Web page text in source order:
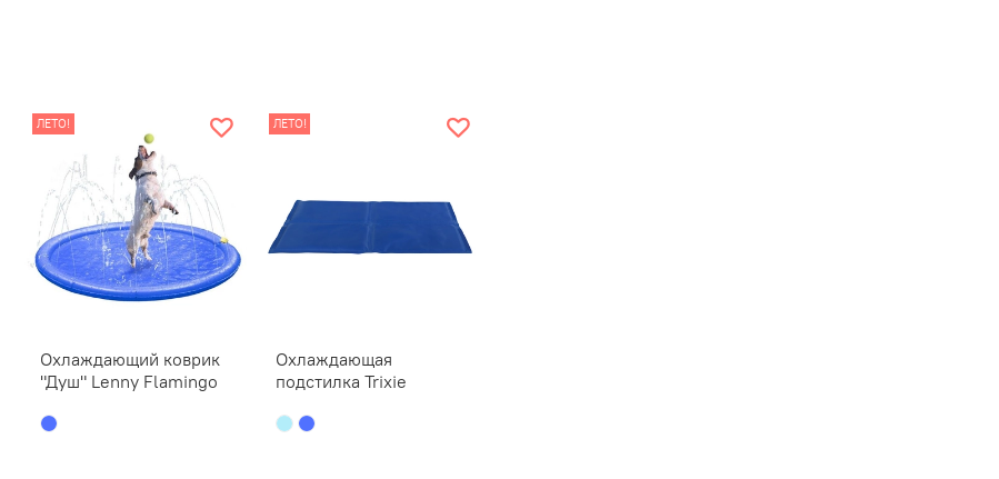
ЛЕТО!
Охлаждающий коврик
"Душ" Lenny Flamingo
ЛЕТО!
Охлаждающая
подстилка Trixie